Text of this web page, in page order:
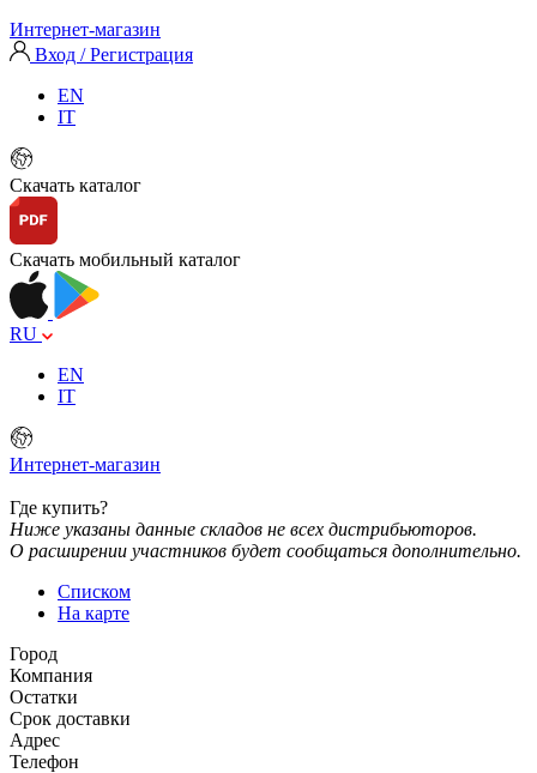
Интернет-магазин
Вход / Регистрация
EN
IT
Скачать каталог
Скачать мобильный каталог
RU
EN
IT
Интернет-магазин
Где купить?
Ниже указаны данные складов не всех дистрибьюторов.
О расширении участников будет сообщаться дополнительно.
Списком
На карте
Город
Компания
Остатки
Срок доставки
Адрес
Телефон